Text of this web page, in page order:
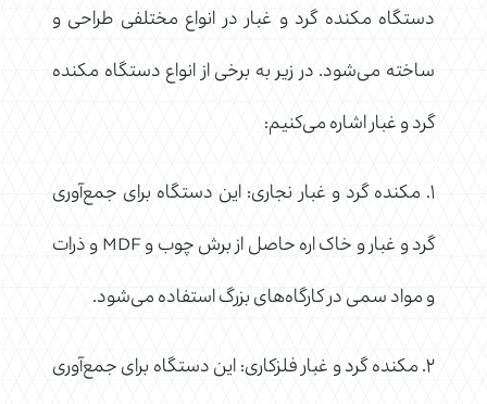
دستگاه مکنده گرد و غبار در انواع مختلفی طراحی و
ساخته می‌شود. در زیر به برخی از انواع دستگاه مکنده
گرد و غبار اشاره می‌کنیم:
۱. مکنده گرد و غبار نجاری: این دستگاه برای جمع‌آوری
گرد و غبار و خاک اره حاصل از برش چوب و MDF و ذرات
و مواد سمی در کارگاه‌های بزرگ استفاده می‌شود.
۲. مکنده گرد و غبار فلزکاری: این دستگاه برای جمع‌آوری